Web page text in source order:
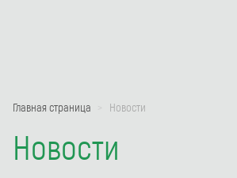
Главная страница Новости
Новости